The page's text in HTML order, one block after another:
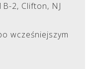
2, Clifton, NJ
wcześniejszym